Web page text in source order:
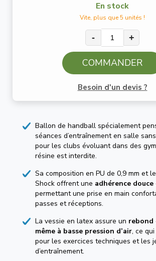
En stock
Vite, plus que 5 unités !
- +
COMMANDER
Besoin d'un devis ?
Ballon de handball spécialement
séances d’entraînement en salle
pour les clubs évoluant dans des
résine est interdite.
Sa composition en PU de 0,9 mm et
Shock offrent une adhérence
permettant une prise en main
passes et réceptions.
La vessie en latex assure un
même à basse pression d’air, ce
pour les exercices techniques et les
d’entraînement.